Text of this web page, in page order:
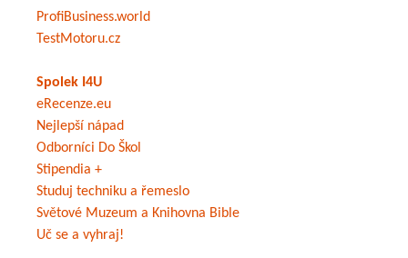
ProfiBusiness.world
TestMotoru.cz
Spolek I4U
eRecenze.eu
Nejlepší nápad
Odborníci Do Škol
Stipendia +
Studuj techniku a řemeslo
Světové Muzeum a Knihovna Bible
Uč se a vyhraj!